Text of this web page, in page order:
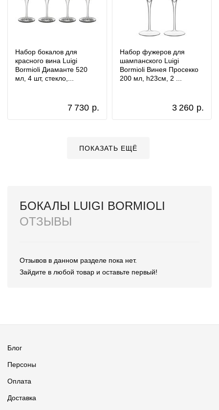
Набор бокалов для
красного вина Luigi
Bormioli Диаманте 520
мл, 4 шт, стекло,...
7 730 р.
Набор фужеров для
шампанского Luigi
Bormioli Винея Просекко
200 мл, h23см, 2 ...
3 260 р.
ПОКАЗАТЬ ЕЩЁ
БОКАЛЫ LUIGI BORMIOLI
ОТЗЫВЫ
Отзывов в данном разделе пока нет.
Зайдите в любой товар и оставьте первый!
Блог
Персоны
Оплата
Доставка